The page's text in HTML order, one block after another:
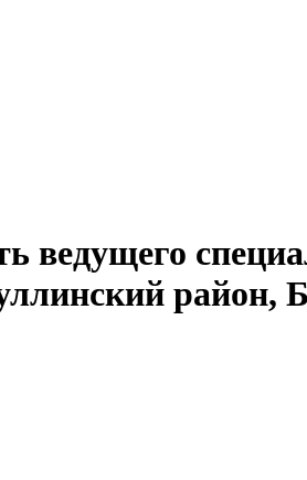
ведущего
район,